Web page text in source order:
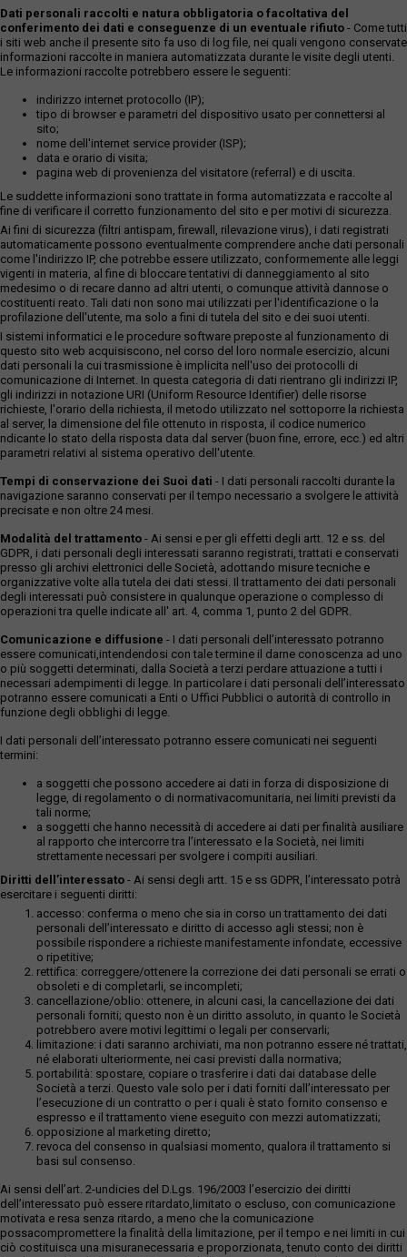
Dati personali raccolti e natura obbligatoria o facoltativa del
conferimento dei dati e conseguenze di un eventuale rifiuto - Come tutti
i siti web anche il presente sito fa uso di log file, nei quali vengono conservate
informazioni raccolte in maniera automatizzata durante le visite degli utenti.
Le informazioni raccolte potrebbero essere le seguenti:
indirizzo internet protocollo (IP);
tipo di browser e parametri del dispositivo usato per connettersi al
sito;
nome dell'internet service provider (ISP);
data e orario di visita;
pagina web di provenienza del visitatore (referral) e di uscita.
Le suddette informazioni sono trattate in forma automatizzata e raccolte al
fine di verificare il corretto funzionamento del sito e per motivi di sicurezza.
Ai fini di sicurezza (filtri antispam, firewall, rilevazione virus), i dati registrati
automaticamente possono eventualmente comprendere anche dati personali
come l'indirizzo IP, che potrebbe essere utilizzato, conformemente alle leggi
vigenti in materia, al fine di bloccare tentativi di danneggiamento al sito
medesimo o di recare danno ad altri utenti, o comunque attività dannose o
costituenti reato. Tali dati non sono mai utilizzati per l'identificazione o la
profilazione dell'utente, ma solo a fini di tutela del sito e dei suoi utenti.
I sistemi informatici e le procedure software preposte al funzionamento di
questo sito web acquisiscono, nel corso del loro normale esercizio, alcuni
dati personali la cui trasmissione è implicita nell'uso dei protocolli di
comunicazione di Internet. In questa categoria di dati rientrano gli indirizzi IP,
gli indirizzi in notazione URI (Uniform Resource Identifier) delle risorse
richieste, l'orario della richiesta, il metodo utilizzato nel sottoporre la richiesta
al server, la dimensione del file ottenuto in risposta, il codice numerico
ndicante lo stato della risposta data dal server (buon fine, errore, ecc.) ed altri
parametri relativi al sistema operativo dell'utente.
Tempi di conservazione dei Suoi dati - I dati personali raccolti durante la
navigazione saranno conservati per il tempo necessario a svolgere le attività
precisate e non oltre 24 mesi.
Modalità del trattamento - Ai sensi e per gli effetti degli artt. 12 e ss. del
GDPR, i dati personali degli interessati saranno registrati, trattati e conservati
presso gli archivi elettronici delle Società, adottando misure tecniche e
organizzative volte alla tutela dei dati stessi. Il trattamento dei dati personali
degli interessati può consistere in qualunque operazione o complesso di
operazioni tra quelle indicate all' art. 4, comma 1, punto 2 del GDPR.
Comunicazione e diffusione - I dati personali dell’interessato potranno
essere comunicati,intendendosi con tale termine il darne conoscenza ad uno
o più soggetti determinati, dalla Società a terzi perdare attuazione a tutti i
necessari adempimenti di legge. In particolare i dati personali dell’interessato
potranno essere comunicati a Enti o Uffici Pubblici o autorità di controllo in
funzione degli obblighi di legge.
I dati personali dell’interessato potranno essere comunicati nei seguenti
termini:
a soggetti che possono accedere ai dati in forza di disposizione di
legge, di regolamento o di normativacomunitaria, nei limiti previsti da
tali norme;
a soggetti che hanno necessità di accedere ai dati per finalità ausiliare
al rapporto che intercorre tra l’interessato e la Società, nei limiti
strettamente necessari per svolgere i compiti ausiliari.
Diritti dell’interessato - Ai sensi degli artt. 15 e ss GDPR, l’interessato potrà
esercitare i seguenti diritti:
accesso: conferma o meno che sia in corso un trattamento dei dati
personali dell’interessato e diritto di accesso agli stessi; non è
possibile rispondere a richieste manifestamente infondate, eccessive
o ripetitive;
rettifica: correggere/ottenere la correzione dei dati personali se errati o
obsoleti e di completarli, se incompleti;
cancellazione/oblio: ottenere, in alcuni casi, la cancellazione dei dati
personali forniti; questo non è un diritto assoluto, in quanto le Società
potrebbero avere motivi legittimi o legali per conservarli;
limitazione: i dati saranno archiviati, ma non potranno essere né trattati,
né elaborati ulteriormente, nei casi previsti dalla normativa;
portabilità: spostare, copiare o trasferire i dati dai database delle
Società a terzi. Questo vale solo per i dati forniti dall’interessato per
l’esecuzione di un contratto o per i quali è stato fornito consenso e
espresso e il trattamento viene eseguito con mezzi automatizzati;
opposizione al marketing diretto;
revoca del consenso in qualsiasi momento, qualora il trattamento si
basi sul consenso.
Ai sensi dell’art. 2-undicies del D.Lgs. 196/2003 l’esercizio dei diritti
dell’interessato può essere ritardato,limitato o escluso, con comunicazione
motivata e resa senza ritardo, a meno che la comunicazione
possacompromettere la finalità della limitazione, per il tempo e nei limiti in cui
ciò costituisca una misuranecessaria e proporzionata, tenuto conto dei diritti